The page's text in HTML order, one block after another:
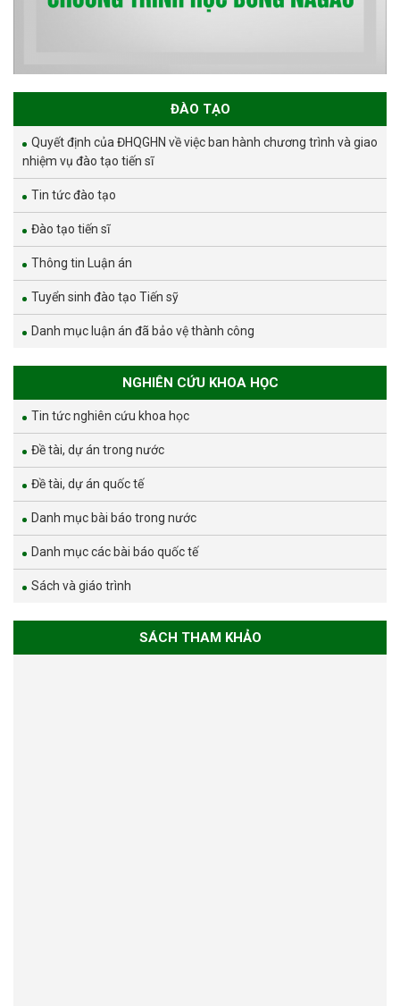
ĐÀO TẠO
Quyết định của ĐHQGHN về việc ban hành chương trình và giao
nhiệm vụ đào tạo tiến sĩ
Tin tức đào tạo
Đào tạo tiến sĩ
Thông tin Luận án
Tuyển sinh đào tạo Tiến sỹ
Danh mục luận án đã bảo vệ thành công
NGHIÊN CỨU KHOA HỌC
Tin tức nghiên cứu khoa học
Đề tài, dự án trong nước
Đề tài, dự án quốc tế
Danh mục bài báo trong nước
Danh mục các bài báo quốc tế
Sách và giáo trình
SÁCH THAM KHẢO